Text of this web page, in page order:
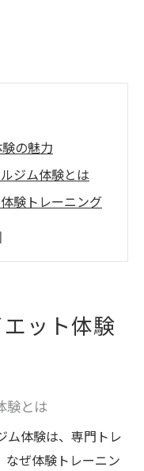
の魅力
ジム体験とは
験トレーニング
健康習慣の第一
型へ
ーソナルジム選
ット体験
験とは
ム体験は、専門トレ
なぜ体験トレーニン